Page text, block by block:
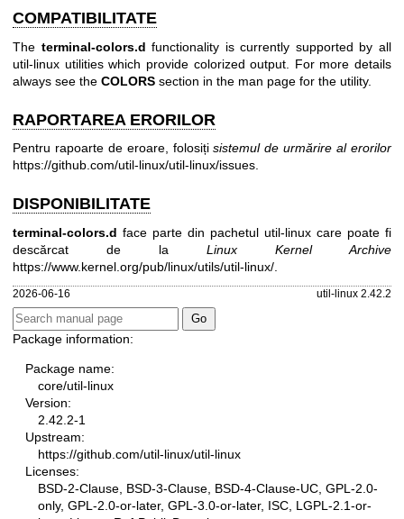
COMPATIBILITATE
The terminal-colors.d functionality is currently supported by all
util-linux utilities which provide colorized output. For more details
always see the COLORS section in the man page for the utility.
RAPORTAREA ERORILOR
Pentru rapoarte de eroare, folosițisistemul de urmărire al erorilor
https://github.com/util-linux/util-linux/issues.
DISPONIBILITATE
terminal-colors.d face parte din pachetul util-linux care poate fi
descărcat de la Linux Kernel Archive
https://www.kernel.org/pub/linux/utils/util-linux/
2026-06-16 util-linux 2.42.2
Package information:
Package name:
core/util-linux
Version:
2.42.2-1
Upstream:
https://github.com/util-linux/util-linux
Licenses:
BSD-2-Clause, BSD-3-Clause, BSD-4-Clause-UC, GPL-2.0-
only, GPL-2.0-or-later, GPL-3.0-or-later, ISC, LGPL-2.1-or-